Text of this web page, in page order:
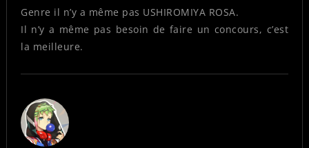
Genre il n’y a même pas USHIROMIYA ROSA.
Il n’y a même pas besoin de faire un concours, c’est
la meilleure.